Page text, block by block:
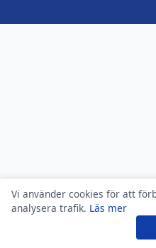
Vi använder cookies för att
analysera trafik. Läs mer